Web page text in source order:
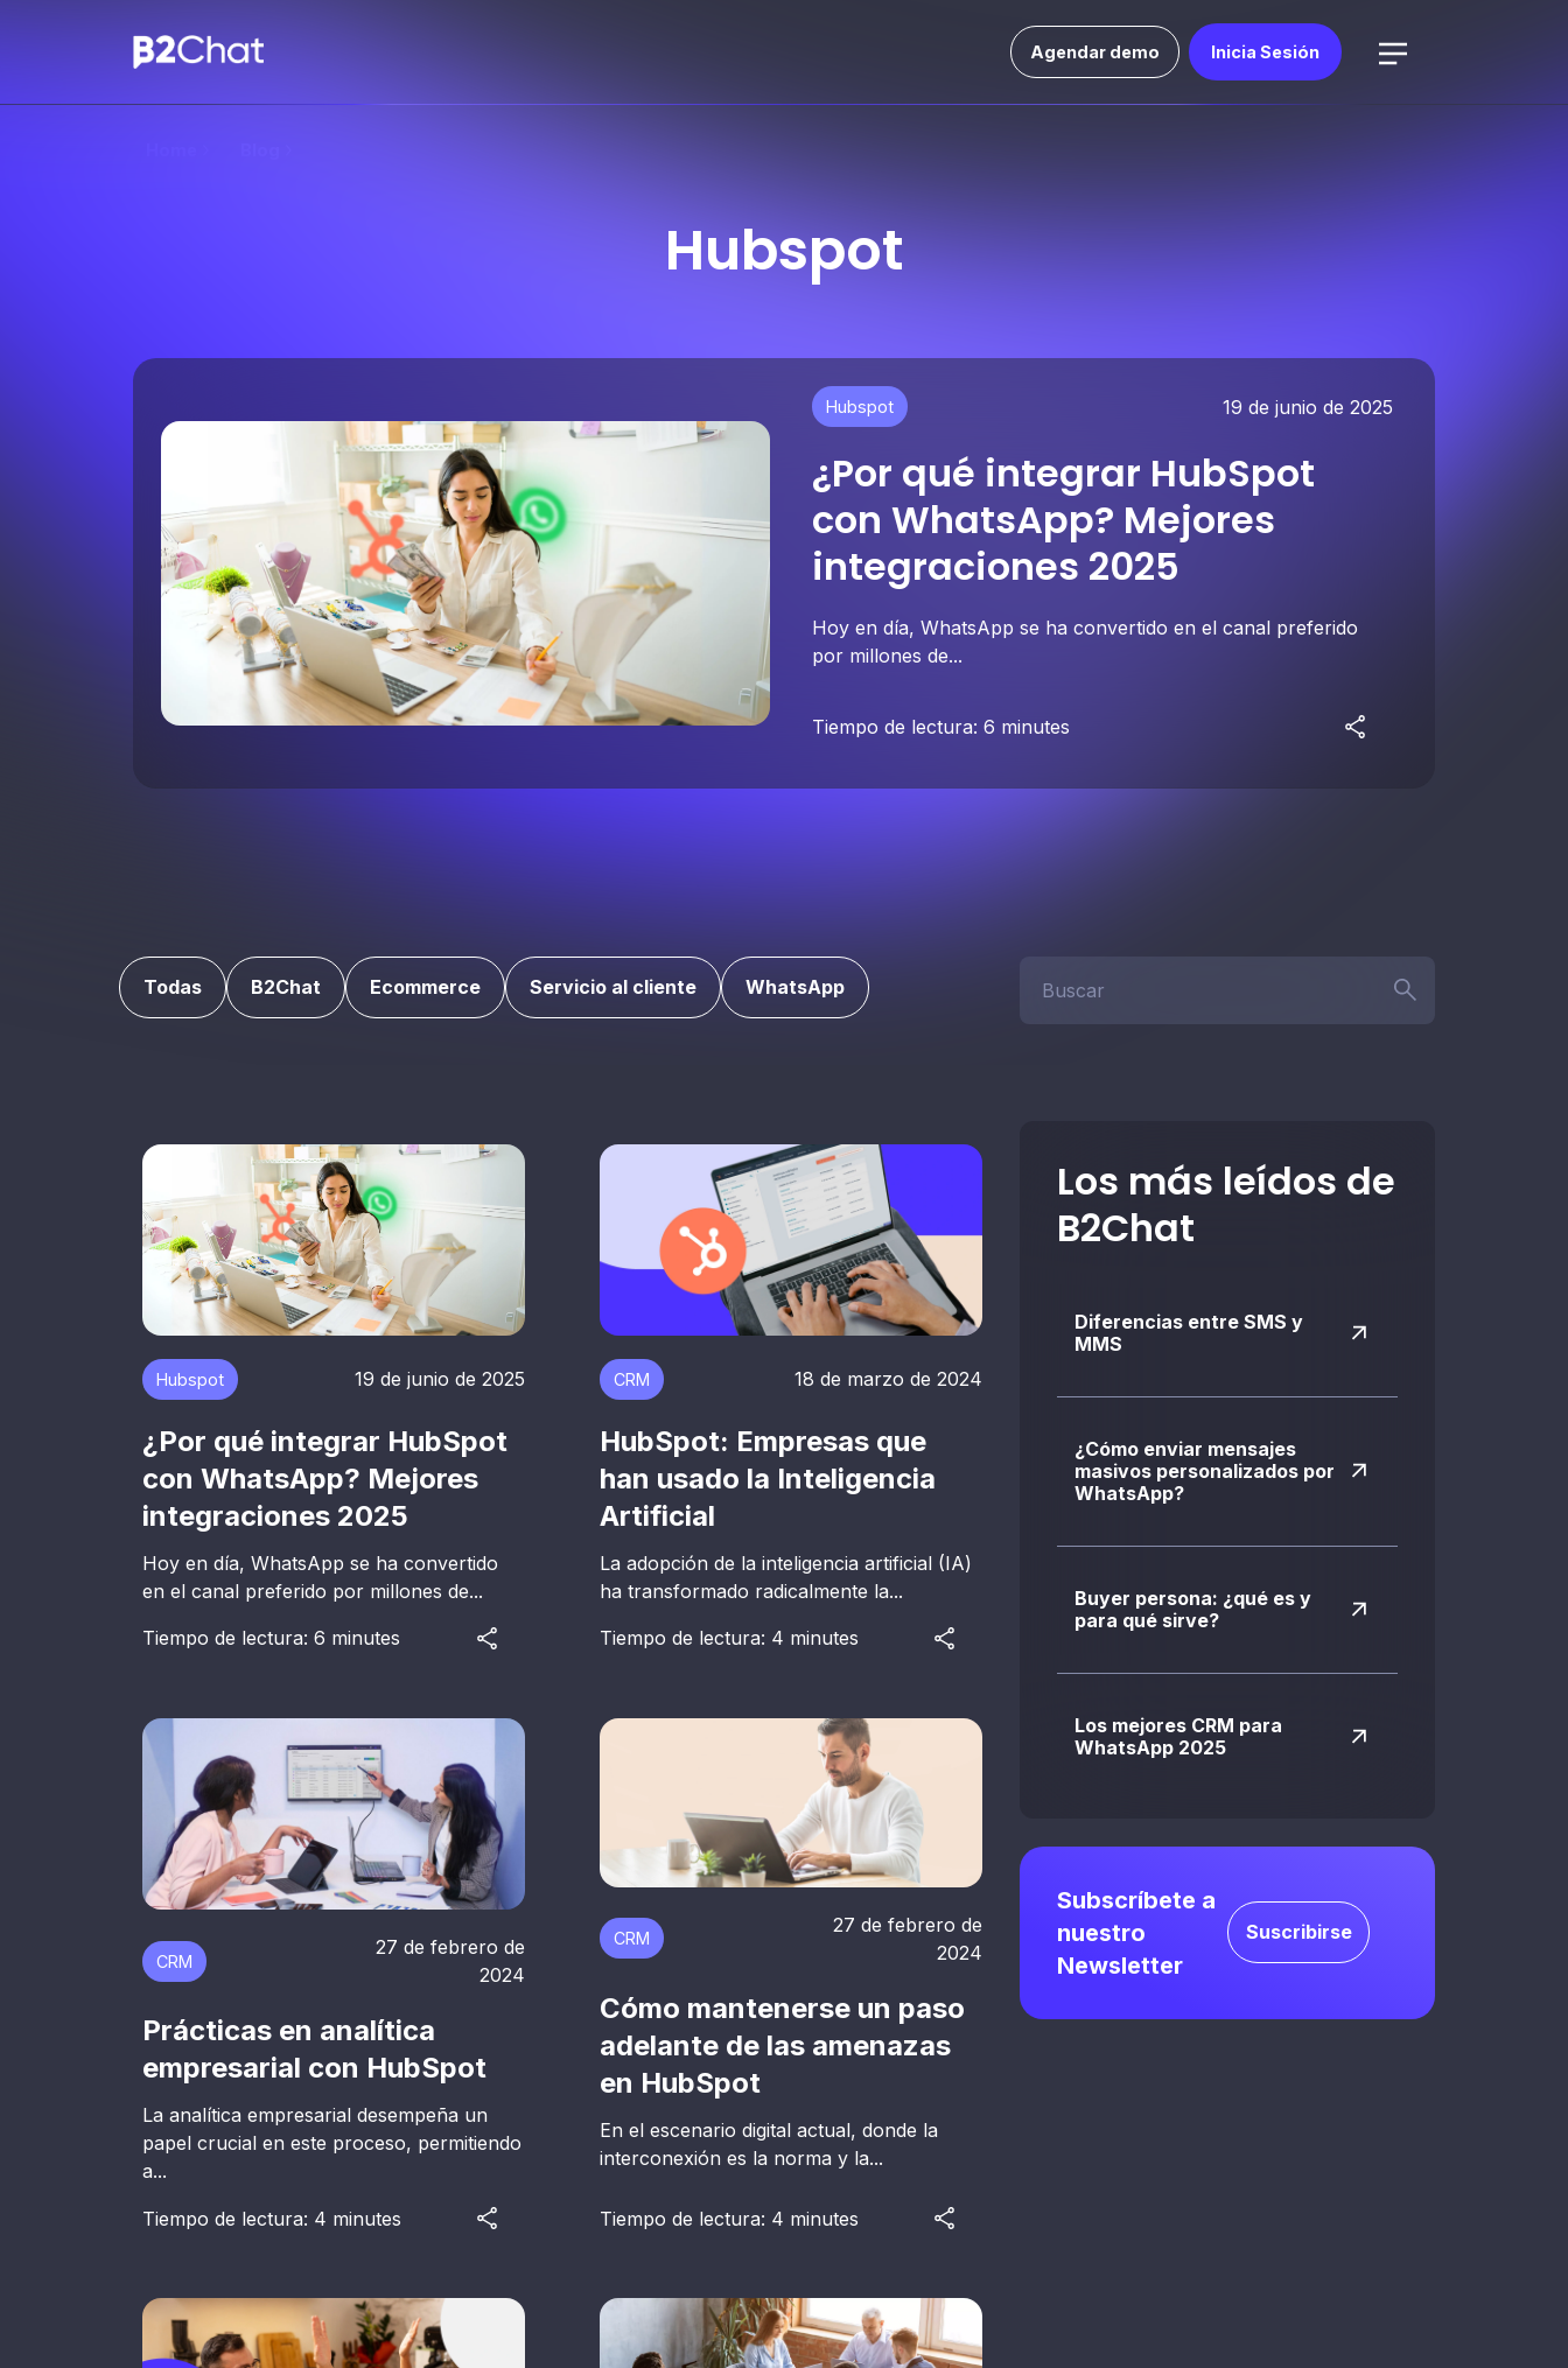
Agendar demo Inicia Sesión
Hubspot
Hubspot 19 de junio de 2025
¿Por qué integrar HubSpot
con WhatsApp? Mejores
integraciones 2025
Hoy en día, WhatsApp se ha convertido en el canal preferido
por millones de...
Tiempo de lectura: 6 minutes
Todas B2Chat Ecommerce Servicio al cliente WhatsApp
Hubspot 19 de junio de 2025
¿Por qué integrar HubSpot
con WhatsApp? Mejores
integraciones 2025
Hoy en día, WhatsApp se ha convertido
en el canal preferido por millones de...
Tiempo de lectura: 6 minutes
CRM 18 de marzo de 2024
HubSpot: Empresas que
han usado la Inteligencia
Artificial
La adopción de la inteligencia artificial (IA)
ha transformado radicalmente la...
Tiempo de lectura: 4 minutes
CRM
27 de febrero de
2024
Prácticas en analítica
empresarial con HubSpot
La analítica empresarial desempeña un
papel crucial en este proceso, permitiendo
a...
Tiempo de lectura: 4 minutes
CRM
27 de febrero de
2024
Cómo mantenerse un paso
adelante de las amenazas
en HubSpot
En el escenario digital actual, donde la
interconexión es la norma y la...
Tiempo de lectura: 4 minutes
Los más leídos de
B2Chat
Diferencias entre SMS y
MMS
¿Cómo enviar mensajes
masivos personalizados por
WhatsApp?
Buyer persona: ¿qué es y
para qué sirve?
Los mejores CRM para
WhatsApp 2025
Subscríbete a
nuestro
Newsletter
Suscribirse